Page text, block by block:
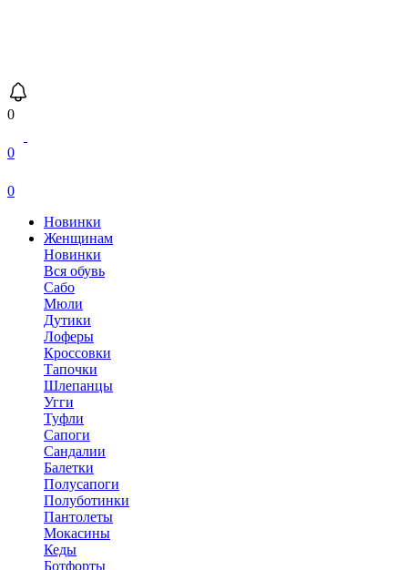
0
0
0
Новинки
Женщинам
Новинки
Вся обувь
Сабо
Мюли
Дутики
Лоферы
Кроссовки
Тапочки
Шлепанцы
Угги
Туфли
Сапоги
Сандалии
Балетки
Полусапоги
Полуботинки
Пантолеты
Мокасины
Кеды
Ботфорты